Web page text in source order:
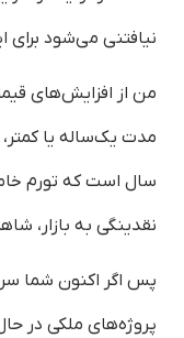
نیافتنی می‌شود برای
من از افزایش‌های
مدت یک‌ساله یا کمتر،
سال است که تورم
نقدینگی به بازار،
پروژه‌های ملکی در